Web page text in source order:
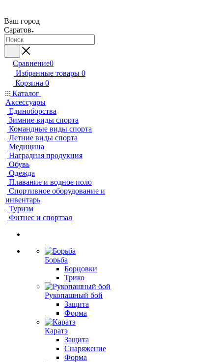
Ваш город
Саратов
Сравнение0
Избранные товары 0
Корзина 0
Каталог
Аксессуары
Единоборства
Зимние виды спорта
Командные виды спорта
Летние виды спорта
Медицина
Наградная продукция
Обувь
Одежда
Плавание и водное поло
Спортивное оборудование и
инвентарь
Туризм
Фитнес и спортзал
Борьба
Борцовки
Трико
Рукопашный бой
Защита
Форма
Каратэ
Защита
Снаряжение
Форма